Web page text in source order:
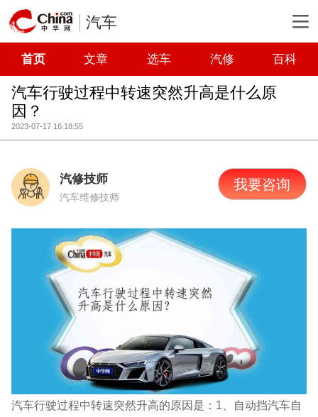
汽车
首页 文章 选车 汽修 百科
汽车行驶过程中转速突然升高是什么原
因？
2023-07-17 16:18:55
汽修技师
汽车维修技师
我要咨询
汽车行驶过程中转速突然升高的原因是：1、自动挡汽车自